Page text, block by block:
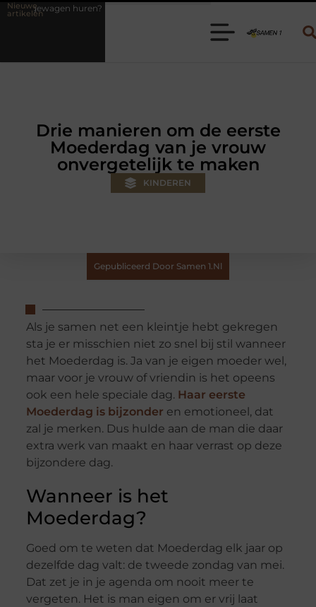
Nieuwe
artikelen
Kies de juiste aanhanger voor jouw klus
Drie manieren om de eerste
Moederdag van je vrouw
onvergetelijk te maken
KINDEREN
Gepubliceerd Door Samen 1.nl
Als je samen net een kleintje hebt gekregen
sta je er misschien niet zo snel bij stil wanneer
het Moederdag is. Ja van je eigen moeder wel,
maar voor je vrouw of vriendin is het opeens
ook een hele speciale dag. Haar eerste
Moederdag is bijzonder en emotioneel, dat
zal je merken. Dus hulde aan de man die daar
extra werk van maakt en haar verrast op deze
bijzondere dag.
Wanneer is het
Moederdag?
Goed om te weten dat Moederdag elk jaar op
dezelfde dag valt: de tweede zondag van mei.
Dat zet je in je agenda om nooit meer te
vergeten. Het is man eigen om er vrij laat